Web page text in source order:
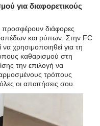
για διαφορετικούς
διάφορες
και ρύπων. Στην FC
χρησιμοποιηθεί για τη
καθαρισμού στη
την επιλογή να
τρόπους
οι απαιτήσεις σου.